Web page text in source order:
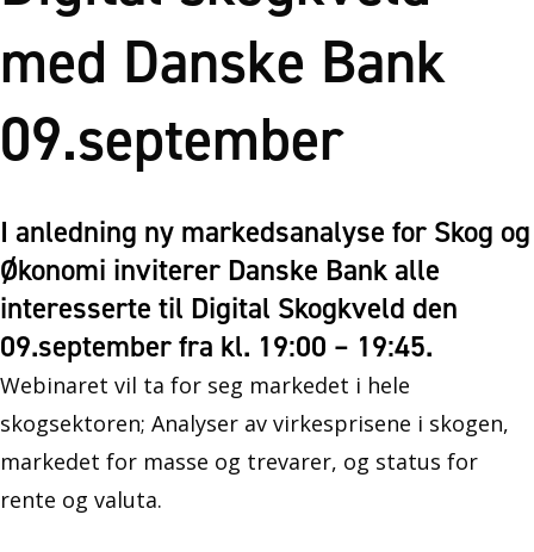
med Danske Bank
09.september
I anledning ny markedsanalyse for Skog og
Økonomi inviterer Danske Bank alle
interesserte til Digital Skogkveld den
09.september fra kl. 19:00 – 19:45.
Webinaret vil ta for seg markedet i hele
skogsektoren; Analyser av virkesprisene i skogen,
markedet for masse og trevarer, og status for
rente og valuta.